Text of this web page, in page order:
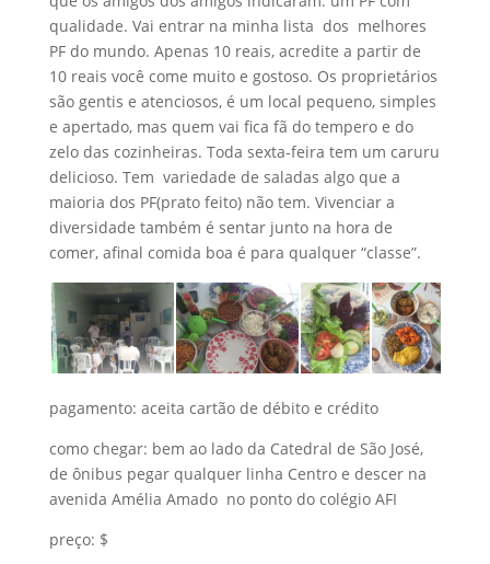
qualidade. Vai entrar na minha lista dos melhores
PF do mundo. Apenas 10 reais, acredite a partir de
10 reais você come muito e gostoso. Os proprietários
são gentis e atenciosos, é um local pequeno, simples
e apertado, mas quem vai fica fã do tempero e do
zelo das cozinheiras. Toda sexta-feira tem um caruru
delicioso. Tem variedade de saladas algo que a
maioria dos PF(prato feito) não tem. Vivenciar a
diversidade também é sentar junto na hora de
comer, afinal comida boa é para qualquer “classe”.
pagamento: aceita cartão de débito e crédito
como chegar: bem ao lado da Catedral de São José,
de ônibus pegar qualquer linha Centro e descer na
avenida Amélia Amado no ponto do colégio AFI
preço: $